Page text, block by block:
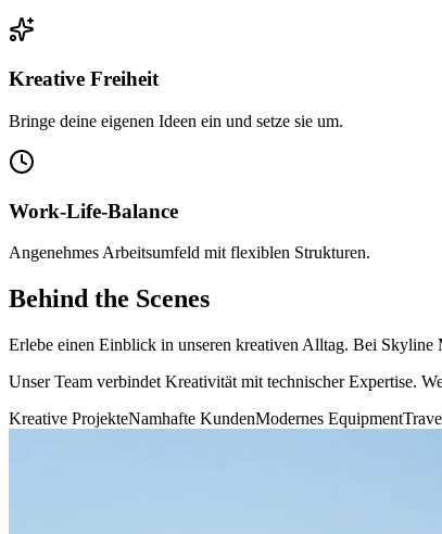
Kreative Freiheit
Bringe deine eigenen Ideen ein und setze sie um.
Work-Life-Balance
Angenehmes Arbeitsumfeld mit flexiblen Strukturen.
Behind the Scenes
Erlebe einen Einblick in unseren kreativen Alltag. Bei
Unser Team verbindet Kreativität mit technischer Expertise.
Kreative ProjekteNamhafte KundenModernes Equipment